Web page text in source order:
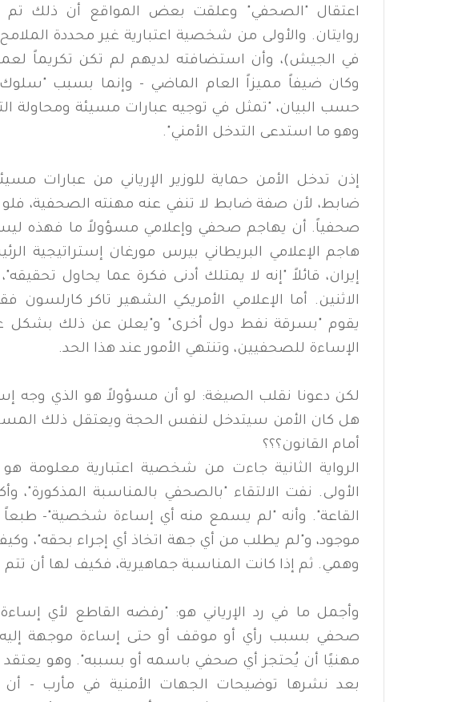
اعتقال "الصحفي" وعلقت بعض المواقع أن ذلك
روايتان. والأولى من شخصية اعتبارية غير محددة
في الجيش)، وأن استضافته لديهم لم تكن تكريماً
وكان ضيفاً مميزاً العام الماضي - وإنما بسبب "سلوك
حسب البيان، "تمثل في توجيه عبارات مسيئة ومحاولة
وهو ما استدعى التدخل الأمني".
إذن تدخل الأمن حماية للوزير الإرياني من عبارات
ضابط، لأن صفة ضابط لا تنفي عنه مهنته الصحفية، فلو
صحفياً. أن يهاجم صحفي وإعلامي مسؤولاً ما فهذه
هاجم الإعلامي البريطاني بيرس مورغان إستراتيجية
إيران، قائلاً "إنه لا يمتلك أدنى فكرة عما يحاول
الاثنين. أما الإعلامي الأمريكي الشهير تاكر كارلسون
يقوم "بسرقة نفط دول أخرى" و"يعلن عن ذلك بشكل
الإساءة للصحفيين، وتنتهي الأمور عند هذا الحد.
لكن دعونا نقلب الصيغة: لو أن مسؤولاً هو الذي وجه
هل كان الأمن سيتدخل لنفس الحجة ويعتقل ذلك
أمام القانون؟؟؟
الرواية الثانية جاءت من شخصية اعتبارية معلومة هو
الأولى. نفت الالتقاء "بالصحفي بالمناسبة
القاعة". وأنه "لم يسمع منه أي إساءة شخصية"-
موجود، و"لم يطلب من أي جهة اتخاذ أي إجراء بحقه"،
وهمي. ثم إذا كانت المناسبة جماهيرية، فكيف لها أن تتم
وأجمل ما في رد الإرياني هو: "رفضه القاطع لأي
صحفي بسبب رأي أو موقف أو حتى إساءة موجهة إليه،
مهنيًا أن يُحتجز أي صحفي باسمه أو بسببه". وهو
بعد نشرها توضيحات الجهات الأمنية في مأرب -